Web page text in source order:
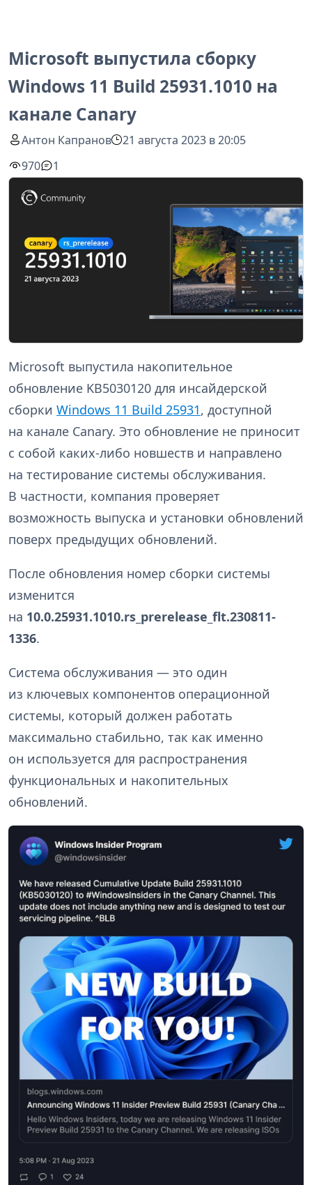
Microsoft выпустила сборку
Windows 11 Build 25931.1010 на
канале Canary
Антон Капранов
21 августа 2023 в 20:05
970
1
Microsoft выпустила накопительное
обновление KB5030120 для инсайдерской
сборки Windows 11 Build 25931, доступной
на канале Canary. Это обновление не приносит
с собой каких-либо новшеств и направлено
на тестирование системы обслуживания.
В частности, компания проверяет
возможность выпуска и установки обновлений
поверх предыдущих обновлений.
После обновления номер сборки системы
изменится
на 10.0.25931.1010.rs_prerelease_flt.230811-
1336.
Система обслуживания — это один
из ключевых компонентов операционной
системы, который должен работать
максимально стабильно, так как именно
он используется для распространения
функциональных и накопительных
обновлений.